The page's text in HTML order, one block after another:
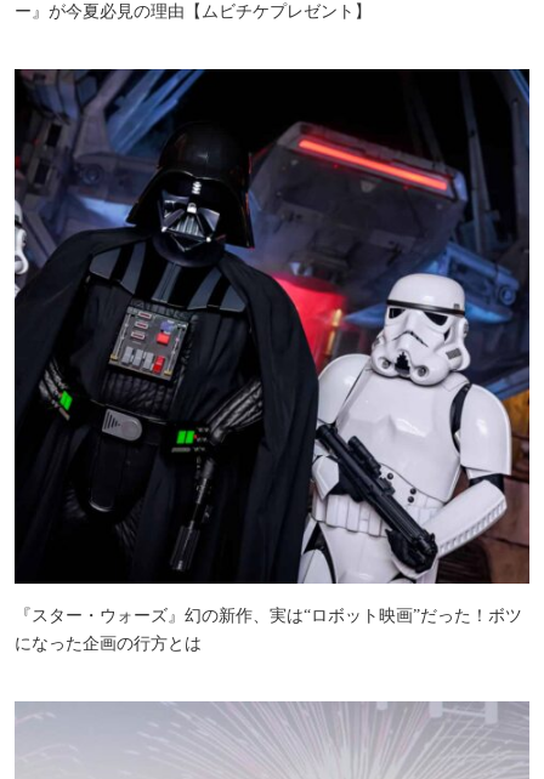
ー』が今夏必見の理由【ムビチケプレゼント】
『スター・ウォーズ』幻の新作、実は“ロボット映画”だった！ボツ
になった企画の行方とは